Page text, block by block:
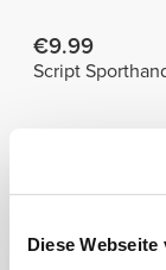
Diese
€9.99
Script